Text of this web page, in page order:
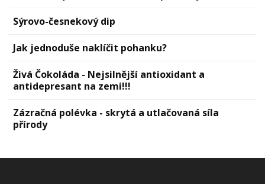
Sýrovо-česnekový dip
Jak jednoduše naklíčit pohanku?
Živá Čokoláda - Nejsilnější antioxidant a
antidepresant na zemi!!!
Zázračná polévka - skrytá a utlačovaná síla
přírody